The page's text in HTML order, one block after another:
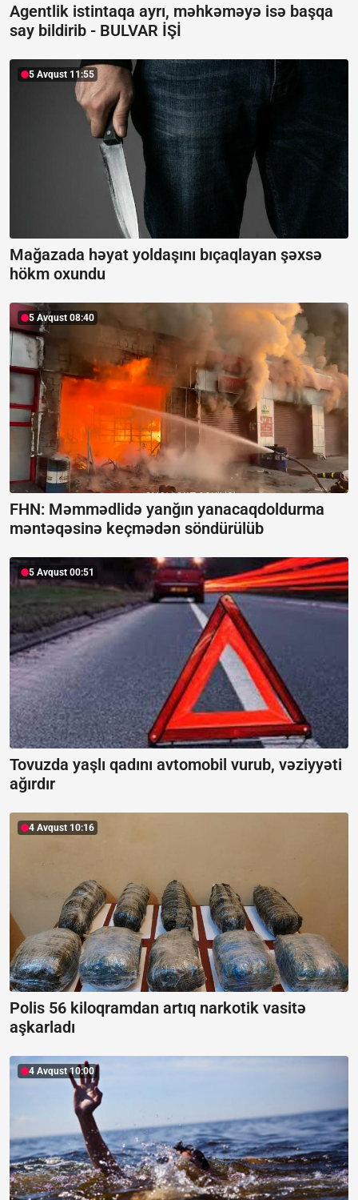
Agentlik istintaqa ayrı, məhkəməyə isə başqa
say bildirib - BULVAR İŞİ
5 Avqust 11:55
Mağazada həyat yoldaşını bıçaqlayan şəxsə
hökm oxundu
5 Avqust 08:40
FHN: Məmmədlidə yanğın yanacaqdoldurma
məntəqəsinə keçmədən söndürülüb
5 Avqust 00:51
Tovuzda yaşlı qadını avtomobil vurub, vəziyyəti
ağırdır
4 Avqust 10:16
Polis 56 kiloqramdan artıq narkotik vasitə
aşkarladı
4 Avqust 10:00